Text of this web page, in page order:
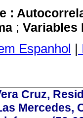
:
; Variables
Espanhol |
Cruz,
Mercedes,